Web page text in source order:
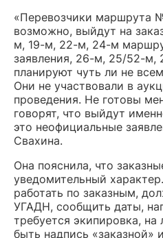
«Перевозчики маршрута
возможно, выйдут на
м, 19-м, 22-м, 24-м
заявления, 26-м, 25/52-м,
планируют чуть ли не
Они не участвовали в
проведения. Не готовы
говорят, что выйдут
это неофициальные
Свахина.
Она пояснила, что
уведомительный
работать по заказным,
УГАДН, сообщить даты,
требуется экипировка,
быть надпись «заказной»